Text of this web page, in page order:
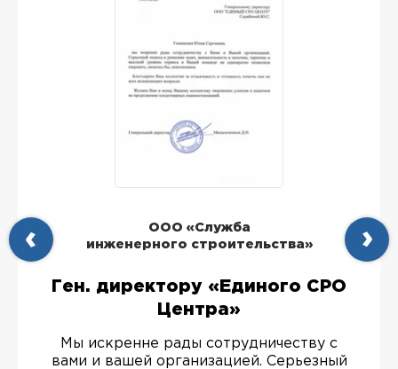
ООО «Служба
инженерного строительства»
Ген. директору «Единого СРО
Центра»
Мы искренне рады сотрудничеству с
вами и вашей организацией. Серьезный